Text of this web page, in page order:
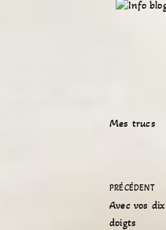
Mes trucs
PRÉCÉDENT
Avec vos dix
doigts